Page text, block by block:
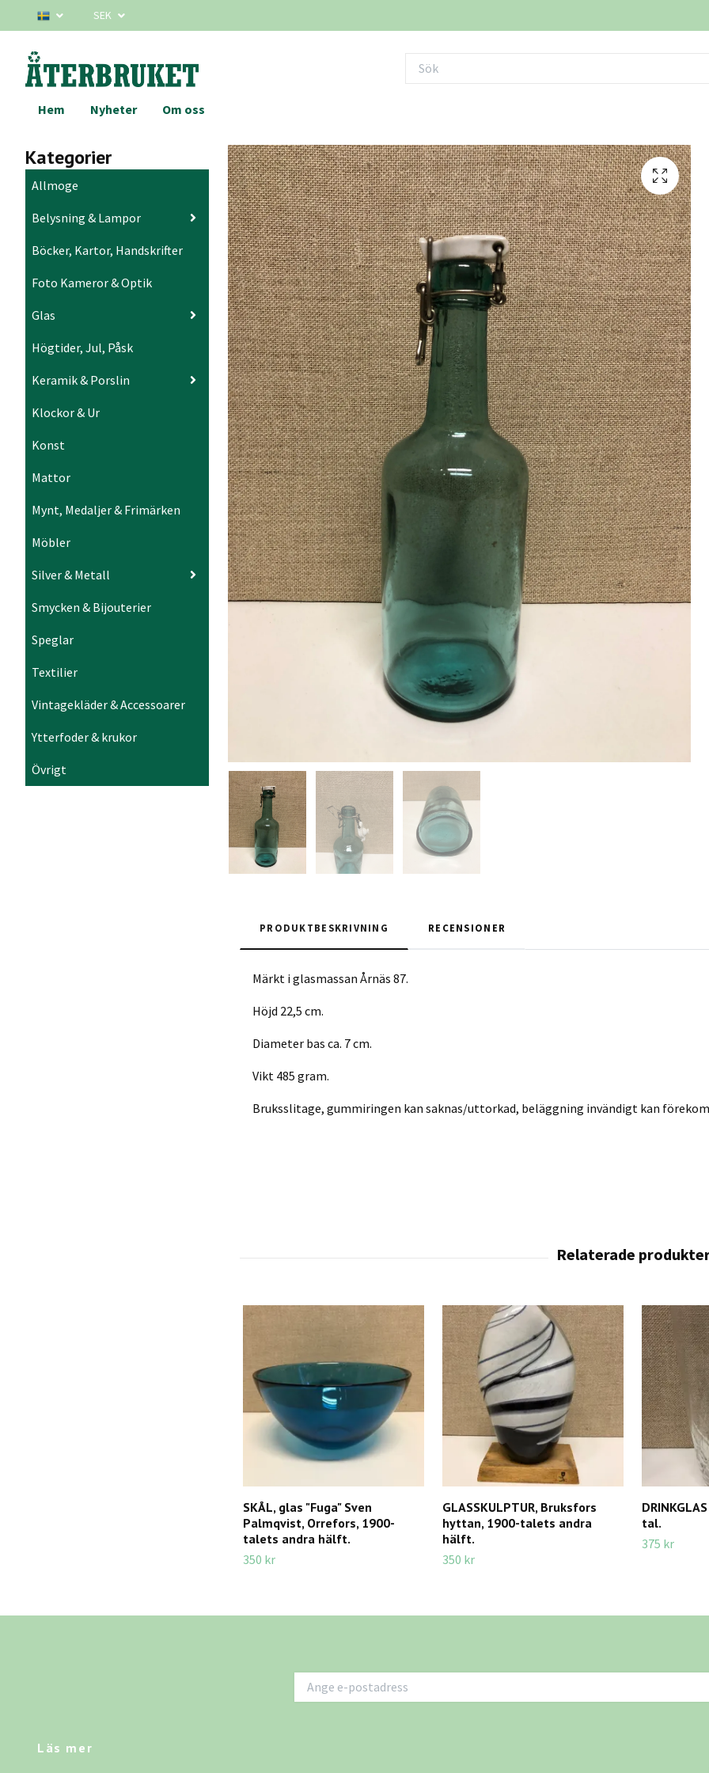
SEK
Hem Nyheter Om oss
Kategorier
Allmoge
Belysning & Lampor
Böcker, Kartor, Handskrifter
Foto Kameror & Optik
Glas
Högtider, Jul, Påsk
Keramik & Porslin
Klockor & Ur
Konst
Mattor
Mynt, Medaljer & Frimärken
Möbler
Silver & Metall
Smycken & Bijouterier
Speglar
Textilier
Vintagekläder & Accessoarer
Ytterfoder & krukor
Övrigt
PRODUKTBESKRIVNING RECENSIONER
Märkt i glasmassan Årnäs 87.
Höjd 22,5 cm.
Diameter bas ca. 7 cm.
Vikt 485 gram.
Bruksslitage, gummiringen kan saknas/uttorkad, beläggning invändigt kan
SKÅL, glas "Fuga" Sven
Palmqvist, Orrefors, 1900-
talets andra hälft.
350 kr
GLASSKULPTUR, Bruksfors
hyttan, 1900-talets andra
hälft.
350 kr
tal.
375 kr
Läs mer